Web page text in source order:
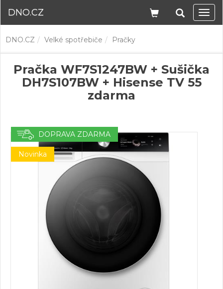
DNO.CZ
DNO.CZ Velké spotřebiče Pračky
Pračka WF7S1247BW + Sušička
DH7S107BW + Hisense TV 55
zdarma
DOPRAVA ZDARMA
Novinka